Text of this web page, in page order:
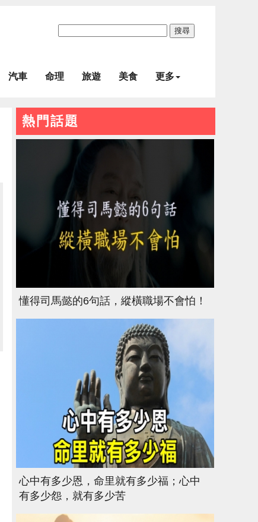
搜尋
汽車 命理 旅遊 美食 更多
熱門話題
懂得司馬懿的6句話，縱橫職場不會怕！
心中有多少恩，命里就有多少福；心中
有多少怨，就有多少苦